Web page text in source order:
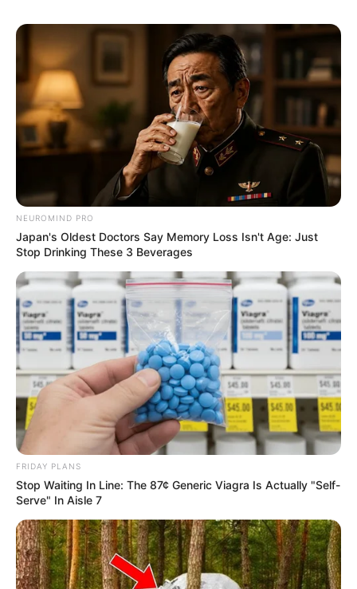
NEUROMIND PRO
Japan's Oldest Doctors Say Memory Loss Isn't Age: Just
Stop Drinking These 3 Beverages
FRIDAY PLANS
Stop Waiting In Line: The 87¢ Generic Viagra Is Actually "Self-
Serve" In Aisle 7